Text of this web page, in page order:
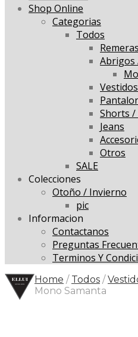
Shop Online
Categorias
Todos
Abrigos
Shorts /
Jeans
Otros
SALE
Colecciones
Otoño / Invierno
pic
Informacion
Contactanos
Preguntas
Terminos Y
Home / Todos /
Mono Samanta